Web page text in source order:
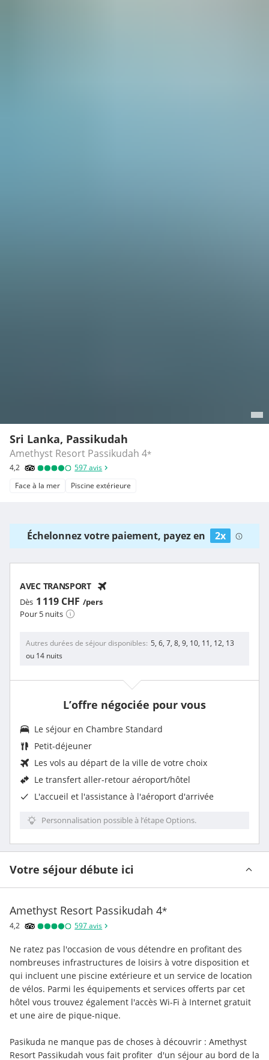
Sri Lanka, Passikudah
Amethyst Resort Passikudah 4*
4,2 597avis
Face à la mer
Piscine extérieure
Échelonnez votre paiement, payez en 2x
AVEC TRANSPORT
Dès 1 119 CHF /pers
Pour 5 nuits
Autres durées de séjour disponibles 5, 6, 7, 8, 9, 10, 11, 12, 13
ou 14 nuits
L’offre négociée pour vous
Le séjour en Chambre Standard
Petit-déjeuner
Les vols au départ de la ville de votre choix
Le transfert aller-retour aéroport/hôtel
L'accueil et l'assistance à l'aéroport d'arrivée
Personnalisation possible à l’étape Options.
Votre séjour débute ici
Amethyst Resort Passikudah 4*
4,2 597avis
Ne ratez pas l'occasion de vous détendre en profitant des
nombreuses infrastructures de loisirs à votre disposition et
qui incluent une piscine extérieure et un service de location
de vélos. Parmi les équipements et services offerts par cet
hôtel vous trouvez également l'accès Wi-Fi à Internet gratuit
et une aire de pique-nique.
Pasikuda ne manque pas de choses à découvrir : Amethyst
Resort Passikudah vous fait profiter  d'un séjour au bord de la